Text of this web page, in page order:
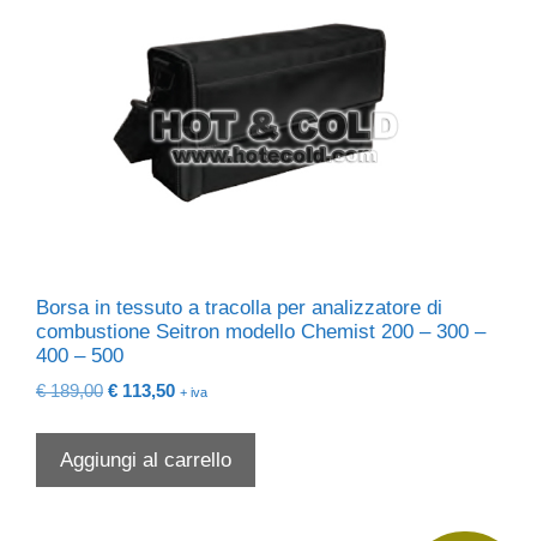
Borsa in tessuto a tracolla per analizzatore di
combustione Seitron modello Chemist 200 – 300 –
400 – 500
€189,00 Il
era:
€ 189,00.
€ 113,50Il
è:
€ 113,50.
+ iva
Aggiungi al carrello